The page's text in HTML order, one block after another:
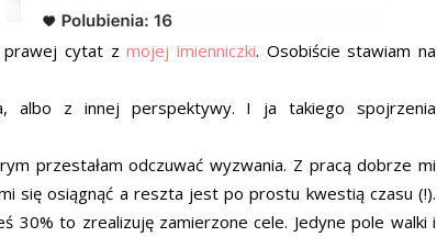
prawej cytat zmojej imienniczki. Osobiście stawiam na
albo z innej perspektywy. I ja takiego spojrzenia
przestałam odczuwać wyzwania. Z pracą dobrze mi
się osiągnąć a reszta jest po prostu kwestią czasu (!).
30% to zrealizuję zamierzone cele. Jedyne pole walki i